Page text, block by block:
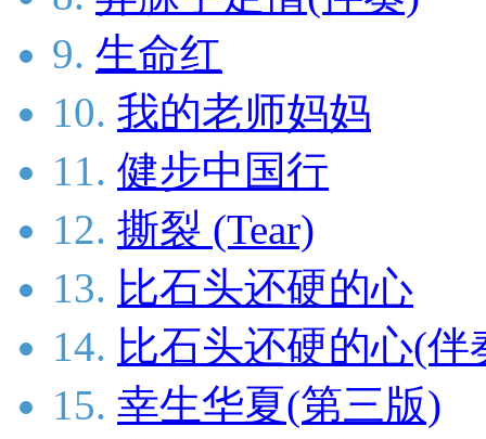
9. 生命红
10. 我的老师妈妈
11. 健步中国行
12. 撕裂 (Tear)
13. 比石头还硬的心
14. 比石头还硬的心(伴
15. 幸生华夏(第三版)